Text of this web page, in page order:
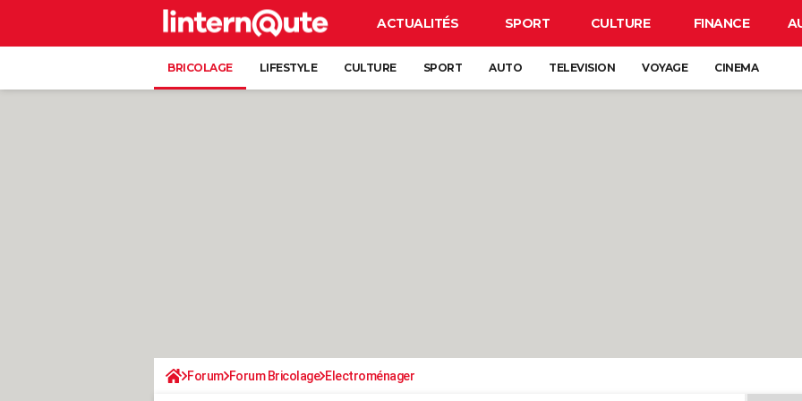
ACTUALITÉS SPORT CULTURE FINANCE
BRICOLAGE LIFESTYLE CULTURE SPORT AUTO TELEVISION VOYAGE CINEMA
Forum Forum Bricolage Electroménager